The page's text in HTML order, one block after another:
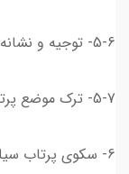
5-6- توجیه و نشانه‌روی موشک
5-7- ترک موضع پرتاب
6- سکوی پرتاب سیلویی